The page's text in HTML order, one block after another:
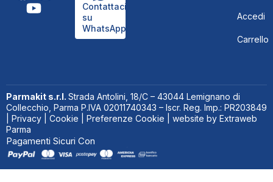
Contattaci
su
WhatsApp
Accedi
Carrello
Parmakit s.r.l. Strada Antolini, 18/C – 43044 Lemignano di
Collecchio, Parma P.IVA 02011740343 – Iscr. Reg. Imp.: PR203849
Privacy Cookie Preferenze Cookie | website by Extraweb
Parma
Pagamenti Sicuri Con